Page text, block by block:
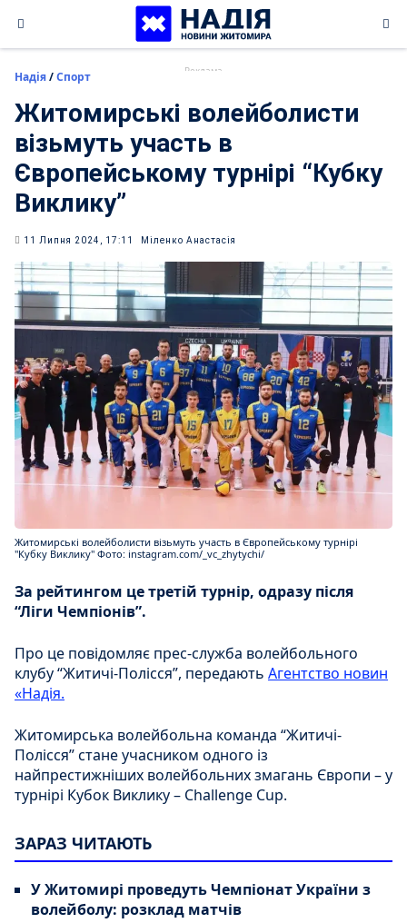
content
Надія/Спорт
Житомирські волейболисти
візьмуть участь в
Європейському турнірі “Кубку
Виклику”
11 Липня 2024, 17:11 Міленко Анастасія
Житомирські волейболисти візьмуть участь в Європейському турнірі
"Кубку Виклику" Фото: instagram.com/_vc_zhytychi/
За рейтингом це третій турнір, одразу після
“Ліги Чемпіонів”.
Про це повідомляє прес-служба волейбольного
клубу “Житичі-Полісся”, передають Агентство новин
«Надія.
Житомирська волейбольна команда “Житичі-
Полісся” стане учасником одного із
найпрестижніших волейбольних змагань Європи – у
турнірі Кубок Виклику – Challenge Cup.
ЗАРАЗ ЧИТАЮТЬ
У Житомирі проведуть Чемпіонат України з
волейболу: розклад матчів